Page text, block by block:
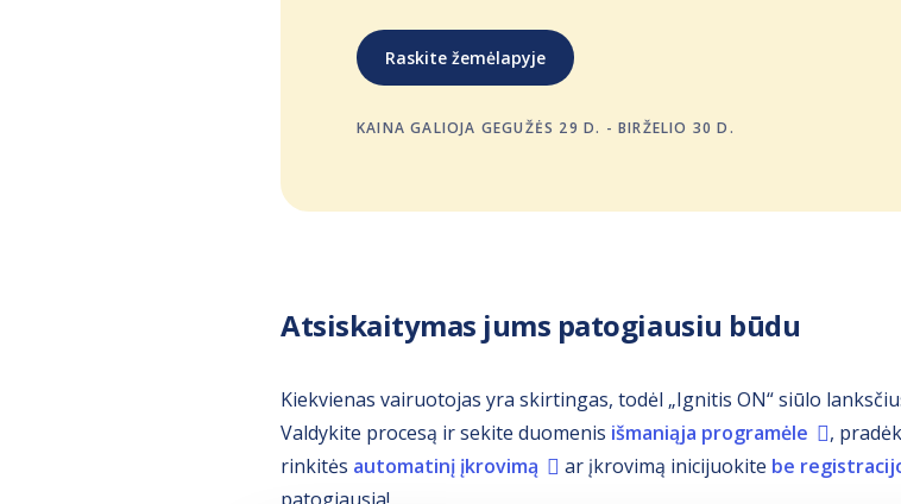
Raskite žemėlapyje
KAINA GALIOJA GEGUŽĖS 29 D. - BIRŽELIO 30 D.
Atsiskaitymas jums patogiausiu būdu
Kiekvienas vairuotojas yra skirtingas, todėl „Ignitis ON“ siūlo
Valdykite procesą ir sekite duomenis išmaniąja programėle ,
rinkitės automatinį įkrovimą ar įkrovimą inicijuokite be